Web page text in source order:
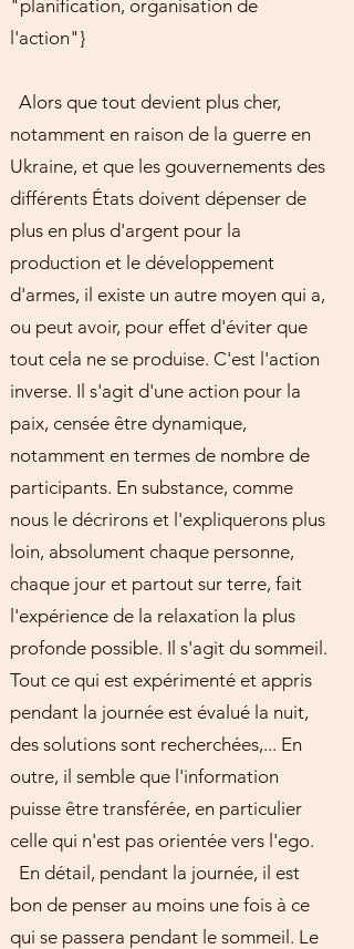
"planification, organisation de
l'action"}
Alors que tout devient plus cher,
notamment en raison de la guerre en
Ukraine, et que les gouvernements des
différents États doivent dépenser de
plus en plus d'argent pour la
production et le développement
d'armes, il existe un autre moyen qui a,
ou peut avoir, pour effet d'éviter que
tout cela ne se produise. C'est l'action
inverse. Il s'agit d'une action pour la
paix, censée être dynamique,
notamment en termes de nombre de
participants. En substance, comme
nous le décrirons et l'expliquerons plus
loin, absolument chaque personne,
chaque jour et partout sur terre, fait
l'expérience de la relaxation la plus
profonde possible. Il s'agit du sommeil.
Tout ce qui est expérimenté et appris
pendant la journée est évalué la nuit,
des solutions sont recherchées,... En
outre, il semble que l'information
puisse être transférée, en particulier
celle qui n'est pas orientée vers l'ego.
En détail, pendant la journée, il est
bon de penser au moins une fois à ce
qui se passera pendant le sommeil. Le